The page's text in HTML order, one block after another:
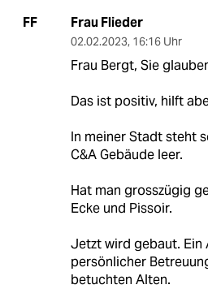
FF Frau Flieder
02.02.2023, 16:16 Uhr
Frau Bergt, Sie
Das ist positiv, hilft
In meiner Stadt steht
C&A Gebäude leer.
Hat man grosszügig
Ecke und Pissoir.
Jetzt wird gebaut. Ein
persönlicher
betuchten Alten.